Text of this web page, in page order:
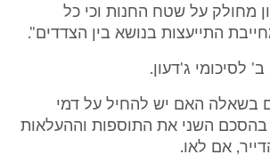
על 5 או 6 טון מחולק על שטח החנות וכי כל
התייעצות בנושא בין הצדדים".
לסיכומי ג'דעון.
בשאלה האם יש להחיל על דמי
בהסכם השני את התוספות וההעלאות
אם לאו.